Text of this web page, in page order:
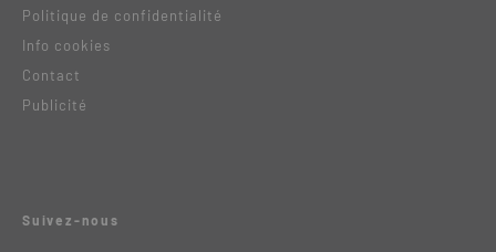
Politique de confidentialité
Info cookies
Contact
Publicité
Suivez-nous